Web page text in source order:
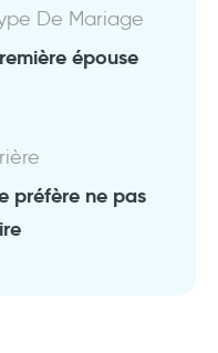
De Mariage
épouse
préfère ne pas